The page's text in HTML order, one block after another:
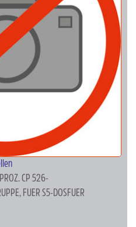
CP 526-
FUER S5-DOSFUER